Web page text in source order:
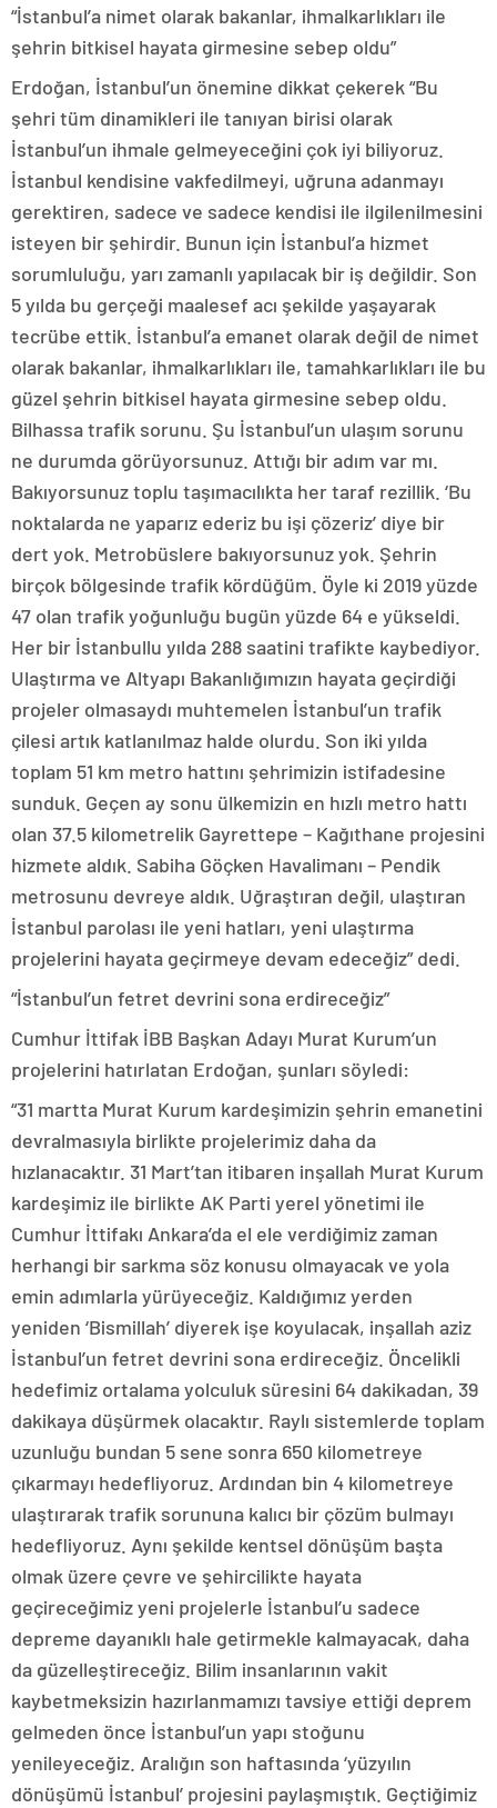
“İstanbul’a nimet olarak bakanlar, ihmalkarlıkları ile
şehrin bitkisel hayata girmesine sebep oldu”
Erdoğan, İstanbul’un önemine dikkat çekerek “Bu
şehri tüm dinamikleri ile tanıyan birisi olarak
İstanbul’un ihmale gelmeyeceğini çok iyi biliyoruz.
İstanbul kendisine vakfedilmeyi, uğruna adanmayı
gerektiren, sadece ve sadece kendisi ile ilgilenilmesini
isteyen bir şehirdir. Bunun için İstanbul’a hizmet
sorumluluğu, yarı zamanlı yapılacak bir iş değildir. Son
5 yılda bu gerçeği maalesef acı şekilde yaşayarak
tecrübe ettik. İstanbul’a emanet olarak değil de nimet
olarak bakanlar, ihmalkarlıkları ile, tamahkarlıkları ile bu
güzel şehrin bitkisel hayata girmesine sebep oldu.
Bilhassa trafik sorunu. Şu İstanbul’un ulaşım sorunu
ne durumda görüyorsunuz. Attığı bir adım var mı.
Bakıyorsunuz toplu taşımacılıkta her taraf rezillik. ‘Bu
noktalarda ne yaparız ederiz bu işi çözeriz’ diye bir
dert yok. Metrobüslere bakıyorsunuz yok. Şehrin
birçok bölgesinde trafik kördüğüm. Öyle ki 2019 yüzde
47 olan trafik yoğunluğu bugün yüzde 64 e yükseldi.
Her bir İstanbullu yılda 288 saatini trafikte kaybediyor.
Ulaştırma ve Altyapı Bakanlığımızın hayata geçirdiği
projeler olmasaydı muhtemelen İstanbul’un trafik
çilesi artık katlanılmaz halde olurdu. Son iki yılda
toplam 51 km metro hattını şehrimizin istifadesine
sunduk. Geçen ay sonu ülkemizin en hızlı metro hattı
olan 37.5 kilometrelik Gayrettepe – Kağıthane projesini
hizmete aldık. Sabiha Göçken Havalimanı – Pendik
metrosunu devreye aldık. Uğraştıran değil, ulaştıran
İstanbul parolası ile yeni hatları, yeni ulaştırma
projelerini hayata geçirmeye devam edeceğiz” dedi.
“İstanbul’un fetret devrini sona erdireceğiz”
Cumhur İttifak İBB Başkan Adayı Murat Kurum’un
projelerini hatırlatan Erdoğan, şunları söyledi:
“31 martta Murat Kurum kardeşimizin şehrin emanetini
devralmasıyla birlikte projelerimiz daha da
hızlanacaktır. 31 Mart’tan itibaren inşallah Murat Kurum
kardeşimiz ile birlikte AK Parti yerel yönetimi ile
Cumhur İttifakı Ankara’da el ele verdiğimiz zaman
herhangi bir sarkma söz konusu olmayacak ve yola
emin adımlarla yürüyeceğiz. Kaldığımız yerden
yeniden ‘Bismillah’ diyerek işe koyulacak, inşallah aziz
İstanbul’un fetret devrini sona erdireceğiz. Öncelikli
hedefimiz ortalama yolculuk süresini 64 dakikadan, 39
dakikaya düşürmek olacaktır. Raylı sistemlerde toplam
uzunluğu bundan 5 sene sonra 650 kilometreye
çıkarmayı hedefliyoruz. Ardından bin 4 kilometreye
ulaştırarak trafik sorununa kalıcı bir çözüm bulmayı
hedefliyoruz. Aynı şekilde kentsel dönüşüm başta
olmak üzere çevre ve şehircilikte hayata
geçireceğimiz yeni projelerle İstanbul’u sadece
depreme dayanıklı hale getirmekle kalmayacak, daha
da güzelleştireceğiz. Bilim insanlarının vakit
kaybetmeksizin hazırlanmamızı tavsiye ettiği deprem
gelmeden önce İstanbul’un yapı stoğunu
yenileyeceğiz. Aralığın son haftasında ‘yüzyılın
dönüşümü İstanbul’ projesini paylaşmıştık. Geçtiğimiz